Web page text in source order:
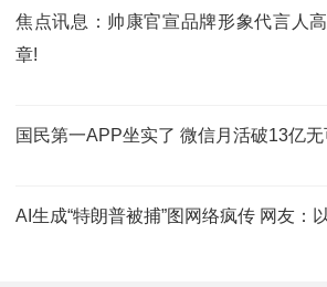
焦点讯息：帅康官宣品牌形象代言人
章!
国民第一APP坐实了 微信月活破13亿无
AI生成“特朗普被捕”图网络疯传 网友：